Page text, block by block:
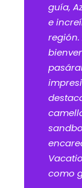
guía,
e
región.
como